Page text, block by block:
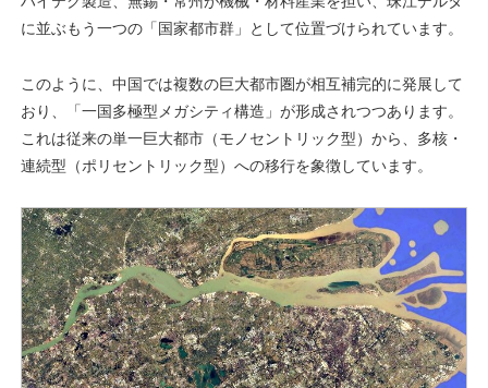
に並ぶもう一つの「国家都市群」として位置づけられています。
このように、中国では複数の巨大都市圏が相互補完的に発展して
おり、「一国多極型メガシティ構造」が形成されつつあります。
これは従来の単一巨大都市（モノセントリック型）から、多核・
連続型（ポリセントリック型）への移行を象徴しています。